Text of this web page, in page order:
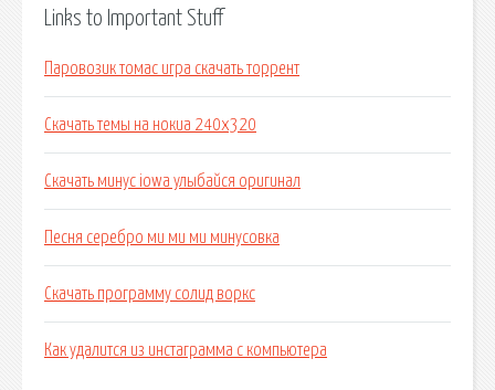
Links to Important Stuff
Паровозик томас игра скачать торрент
Скачать темы на нокиа 240х320
Скачать минус iowa улыбайся оригинал
Песня серебро ми ми ми минусовка
Скачать программу солид воркс
Как удалится из инстаграмма с компьютера